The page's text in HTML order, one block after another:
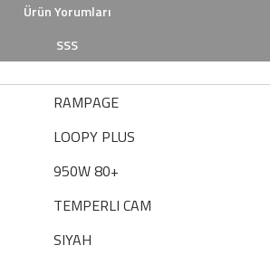
Ürün Yorumları
SSS
RAMPAGE
LOOPY PLUS
950W 80+
TEMPERLI CAM
SIYAH